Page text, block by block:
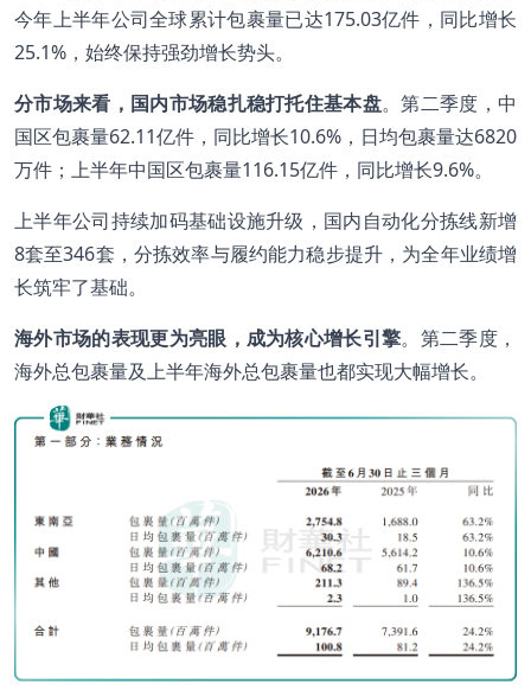
今年上半年公司全球累计包裹量已达175.03亿件，同比增长
25.1%，始终保持强劲增长势头。
分市场来看，国内市场稳扎稳打托住基本盘。第二季度，中
国区包裹量62.11亿件，同比增长10.6%，日均包裹量达6820
万件；上半年中国区包裹量116.15亿件，同比增长9.6%。
上半年公司持续加码基础设施升级，国内自动化分拣线新增
8套至346套，分拣效率与履约能力稳步提升，为全年业绩增
长筑牢了基础。
海外市场的表现更为亮眼，成为核心增长引擎。第二季度，
海外总包裹量及上半年海外总包裹量也都实现大幅增长。